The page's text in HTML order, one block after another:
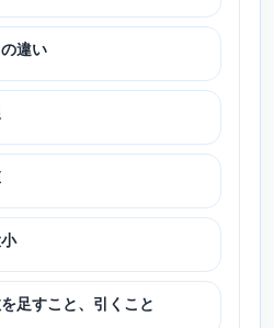
の違い
を足すこと、引くこと